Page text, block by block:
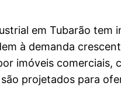
em Tubarão
à demanda
imóveis comerciais,
projetados para